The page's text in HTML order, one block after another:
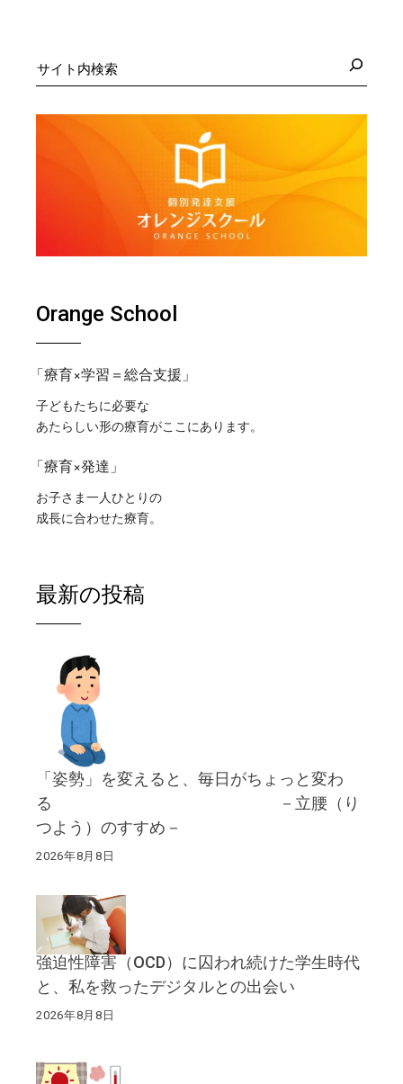
索
Orange School
「療育×学習＝総合支援」
子どもたちに必要な
あたらしい形の療育がここにあります。
「療育×発達」
お子さま一人ひとりの
成長に合わせた療育。
最新の投稿
「姿勢」を変えると、毎日がちょっと変わ
る －立腰（り
つよう）のすすめ－
2026年8月8日
強迫性障害（OCD）に囚われ続けた学生時代
と、私を救ったデジタルとの出会い
2026年8月8日